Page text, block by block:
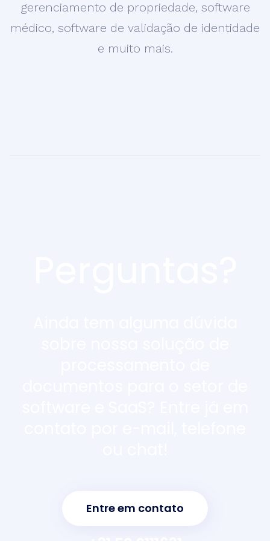
gerenciamento de propriedade, software
médico, software de validação de identidade
e muito mais.
Entre em contato